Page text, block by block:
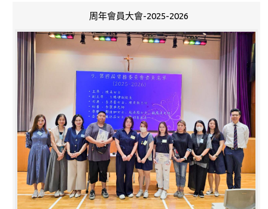
周年會員大會-2025-2026